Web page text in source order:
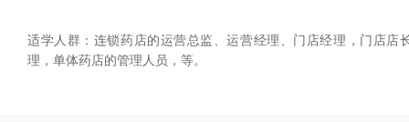
适学人群：连锁药店的运营总监、运营经理、门店经理，门店店
理，单体药店的管理人员，等。